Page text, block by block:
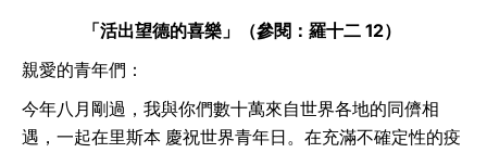
「活出望德的喜樂」（參閱：羅十二 12）
親愛的青年們：
今年八月剛過，我與你們數十萬來自世界各地的同儕相
遇，一起在里斯本 慶祝世界青年日。在充滿不確定性的疫